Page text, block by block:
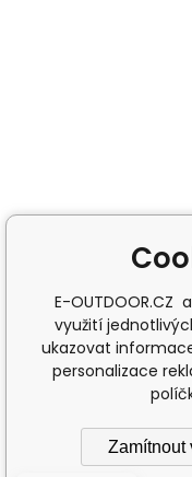
E-OUTDOOR.CZ
využití
ukazovat
personalizace
Zamítnout